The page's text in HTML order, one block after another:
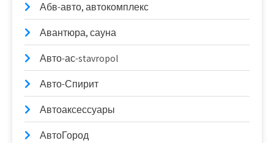
Абв-авто, автокомплекс
Авантюра, сауна
Авто-ас-stavropol
Авто-Спирит
Автоаксессуары
АвтоГород